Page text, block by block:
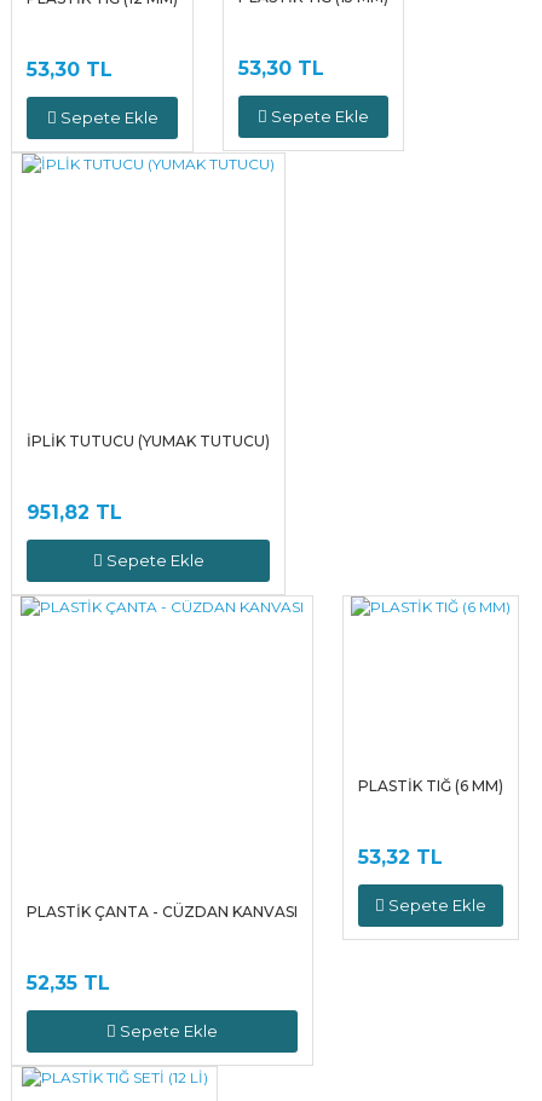
53,30 TL
Sepete Ekle
53,30 TL
Sepete Ekle
İPLİK TUTUCU (YUMAK TUTUCU)
951,82 TL
Sepete Ekle
PLASTİK ÇANTA - CÜZDAN KANVASI
52,35 TL
Sepete Ekle
PLASTİK TIĞ (6 MM)
53,32 TL
Sepete Ekle